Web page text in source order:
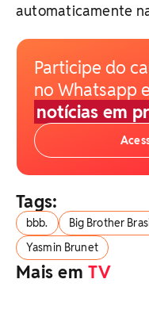
automaticamente
Participe do
no Whatsapp
notícias em
Tags:
bbb. Big Brother
Yasmin Brunet
Mais emTV